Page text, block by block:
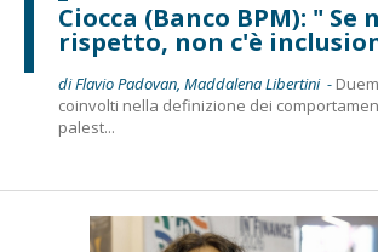
Ciocca (Banco BPM): " Se
rispetto, non c'è
di Flavio Padovan, Maddalena Libertini -
coinvolti nella definizione dei
palest...